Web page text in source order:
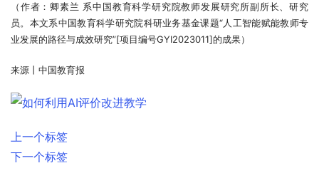
（作者：卿素兰 系中国教育科学研究院教师发展研究所副所长、研究
员。本文系中国教育科学研究院科研业务基金课题“人工智能赋能教师专
业发展的路径与成效研究”[项目编号GYI2023011]的成果）
来源丨中国教育报
上一个标签
下一个标签